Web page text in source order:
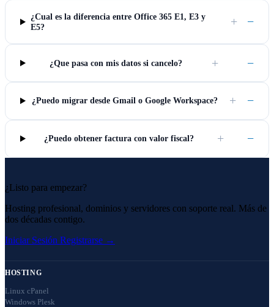
¿Cual es la diferencia entre Office 365 E1, E3 y
E5?
+ −
¿Que pasa con mis datos si cancelo? + −
¿Puedo migrar desde Gmail o Google Workspace? + −
¿Puedo obtener factura con valor fiscal? + −
¿Listo para empezar?
Hosting profesional, dominios y servidores con soporte real. Más de
dos décadas contigo.
Iniciar Sesión Registrarse →
HOSTING
Linux cPanel
Windows Plesk